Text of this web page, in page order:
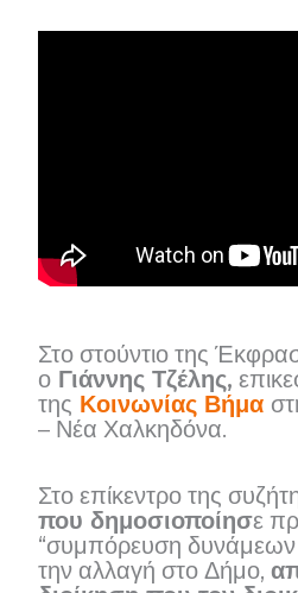
Στο στούντιο της
ο Γιάννης Τζέλης,
της Κοινωνίας Βήμα
– Νέα Χαλκηδόνα.
Στο επίκεντρο της
που δημοσιοποίησε
“συμπόρευση
την αλλαγή στο Δήμο,